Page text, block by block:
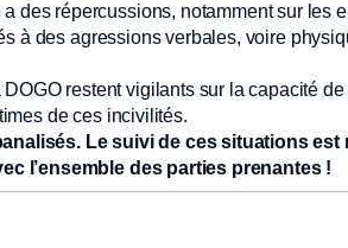
des répercussions, notamment sur les
à des agressions verbales, voire
restent vigilants sur la capacité
de ces incivilités.
Le suivi de ces situations est
l’ensemble des parties prenantes !